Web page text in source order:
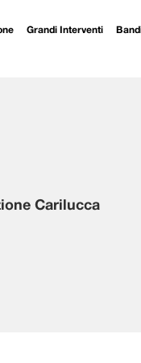
Grandi Interventi
Carilucca